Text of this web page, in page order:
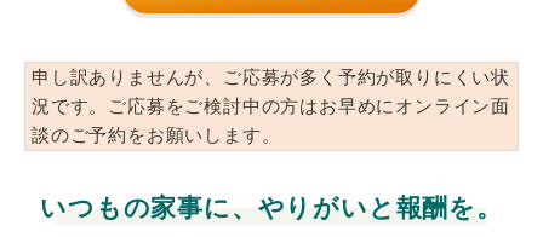
申し訳ありませんが、ご応募が多く予約が取りにくい状
況です。ご応募をご検討中の方はお早めにオンライン面
談のご予約をお願いします。
いつもの家事に、やりがいと報酬を。